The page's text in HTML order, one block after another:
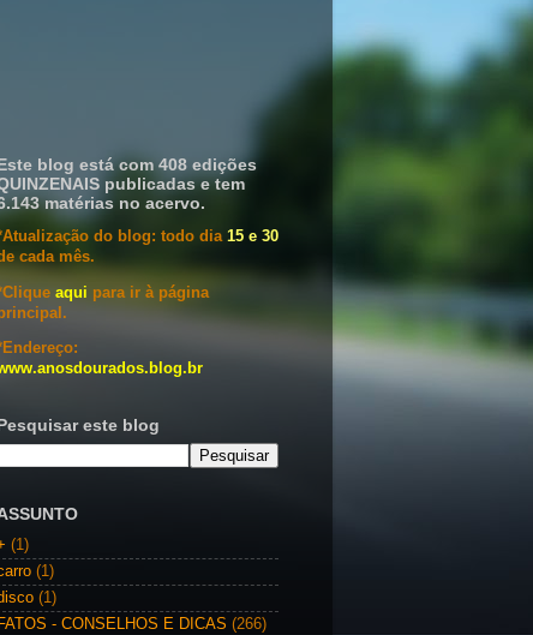
blog está com 408 edições
publicadas e tem
matérias no acervo.
do blog: todo dia 15 e 30
cada mês.
aqui para ir à página
este blog
(1)
(1)
(1)
FATOS - CONSELHOS E DICAS (266)